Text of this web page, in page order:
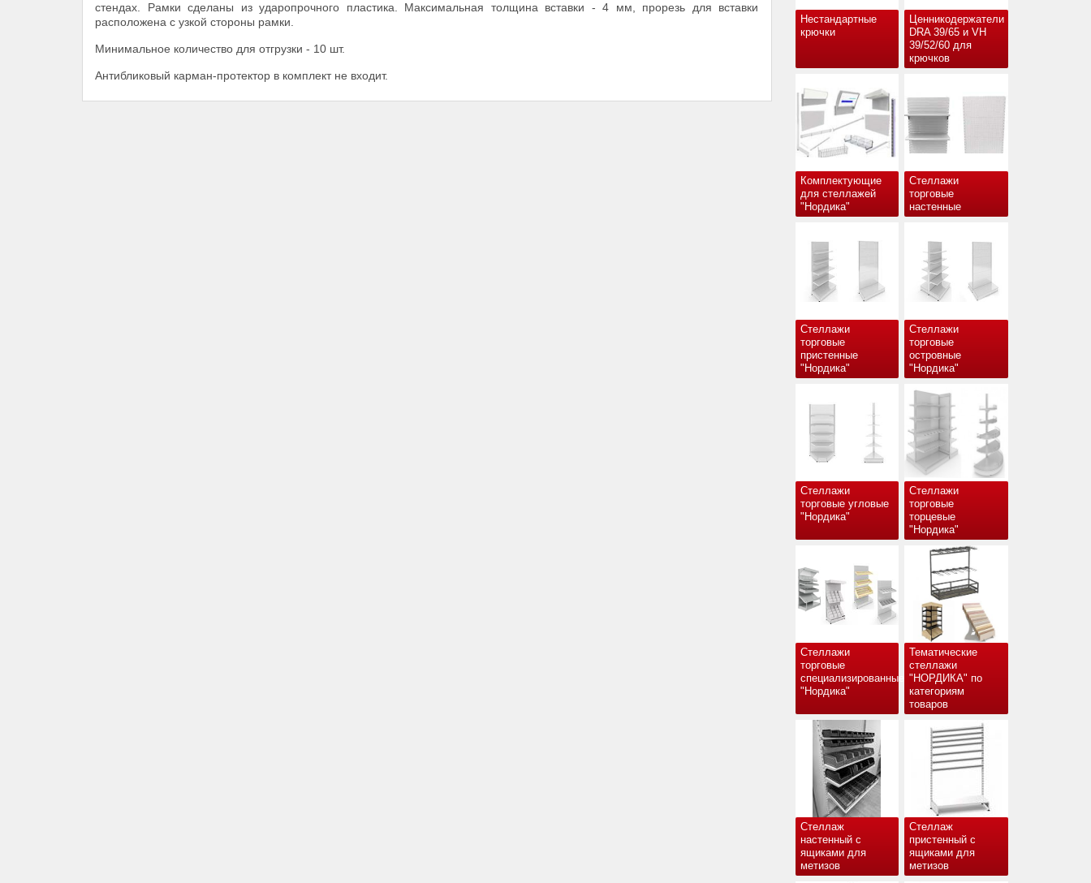
Нестандартные
крючки
Ценникодержатели
DRA 39/65 и VH
39/52/60 для
крючков
Комплектующие
для стеллажей
"Нордика"
Стеллажи
торговые
настенные
Стеллажи
торговые
пристенные
"Нордика"
Стеллажи
торговые
островные
"Нордика"
Стеллажи
торговые угловые
"Нордика"
Стеллажи
торговые
торцевые
"Нордика"
Стеллажи
торговые
специализированные
"Нордика"
Тематические
стеллажи
"НОРДИКА" по
категориям
товаров
Стеллаж
настенный с
ящиками для
метизов
Стеллаж
пристенный с
ящиками для
метизов
стендах. Рамки сделаны из ударопрочного пластика. Максимальная толщина вставки - 4 мм, прорезь для вставки
расположена с узкой стороны рамки.
Минимальное количество для отгрузки - 10 шт.
Антибликовый карман-протектор в комплект не входит.